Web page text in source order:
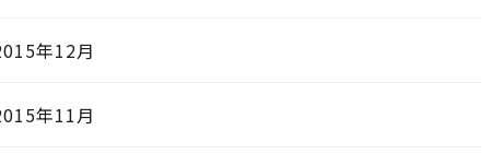
年12月
年11月